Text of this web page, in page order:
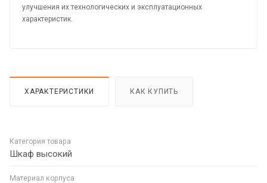
улучшения их технологических и эксплуатационных
характеристик.
ХАРАКТЕРИСТИКИ КАК КУПИТЬ
Категория товара
Шкаф высокий
Материал корпуса